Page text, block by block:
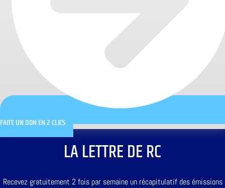
FAITE UN DON EN 2 CLICS
LA LETTRE DE RC
Recevez gratuitement 2 fois par semaine un récapitulatif des émissions